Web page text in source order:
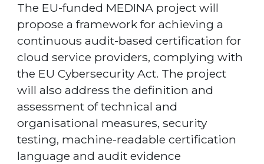
The EU-funded MEDINA project will
propose a framework for achieving a
continuous audit-based certification for
cloud service providers, complying with
the EU Cybersecurity Act. The project
will also address the definition and
assessment of technical and
organisational measures, security
testing, machine-readable certification
language and audit evidence